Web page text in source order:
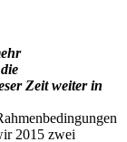
Zeit weiter in
2015 zwei